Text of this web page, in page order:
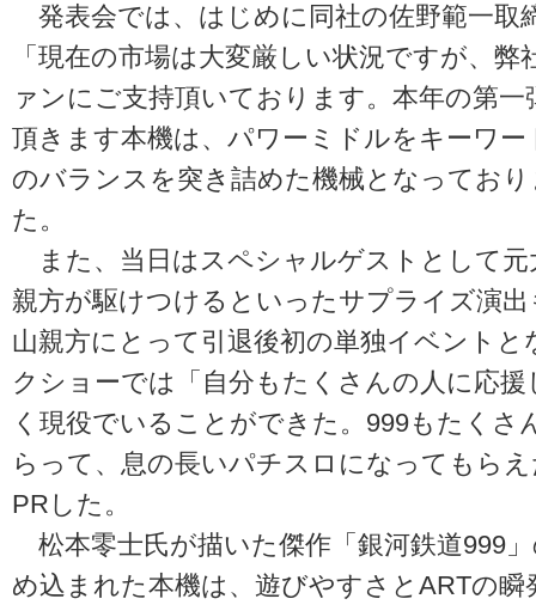
発表会では、はじめに同社の佐野範一取
「現在の市場は大変厳しい状況ですが、
ァンにご支持頂いております。本年の第
頂きます本機は、パワーミドルをキーワー
のバランスを突き詰めた機械となってお
た。
また、当日はスペシャルゲストとして元
親方が駆けつけるといったサプライズ演
山親方にとって引退後初の単独イベント
クショーでは「自分もたくさんの人に応
く現役でいることができた。999もたくさ
らって、息の長いパチスロになってもら
PRした。
松本零士氏が描いた傑作「銀河鉄道999
め込まれた本機は、遊びやすさとARTの瞬